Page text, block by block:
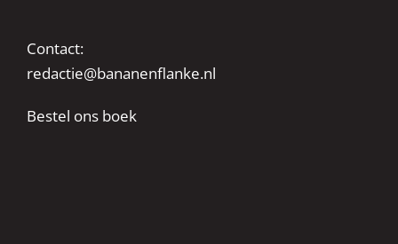
Contact:
redactie@bananenflanke.nl
Bestel ons boek